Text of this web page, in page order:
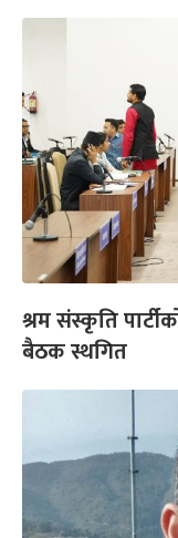
श्रम संस्कृति
बैठक स्थगित